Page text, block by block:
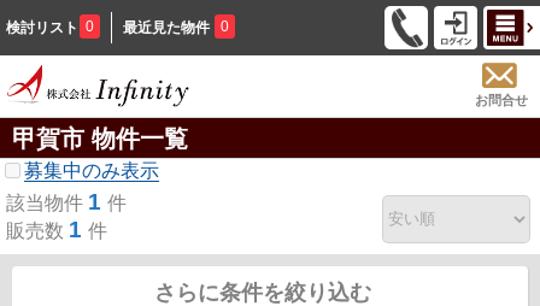
検討リスト 0 最近見た物件 0
お問合せ
甲賀市 物件一覧
募集中のみ表示
該当物件 1 件
販売数 1 件
さらに条件を絞り込む